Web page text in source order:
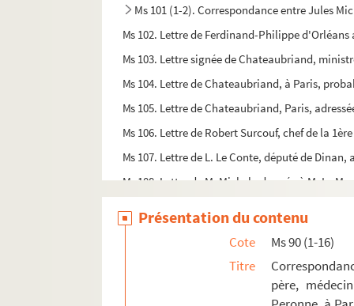
Ms 101 (1-2). Correspondance entre Jules
Ms 102. Lettre de Ferdinand-Philippe d'Orléans
Ms 103. Lettre signée de Chateaubriand,
Ms 104. Lettre de Chateaubriand, à Paris,
Ms 105. Lettre de Chateaubriand, Paris,
Ms 106. Lettre de Robert Surcouf, chef de la
Ms 107. Lettre de L. Le Conte, député de Dinan,
Ms 108. Lettre de M. Michel adressée à M. Le
Ms 110. Lettre de René Pleven, Paris, adressée
Ms 112 (1-2). Correspondance de Colette
Présentation du contenu
Cote
Ms 90 (1-16)
Titre
père,